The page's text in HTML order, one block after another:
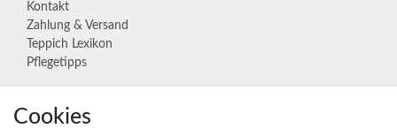
Kontakt
Zahlung & Versand
Teppich Lexikon
Pflegetipps
Unternehmen
Cookies